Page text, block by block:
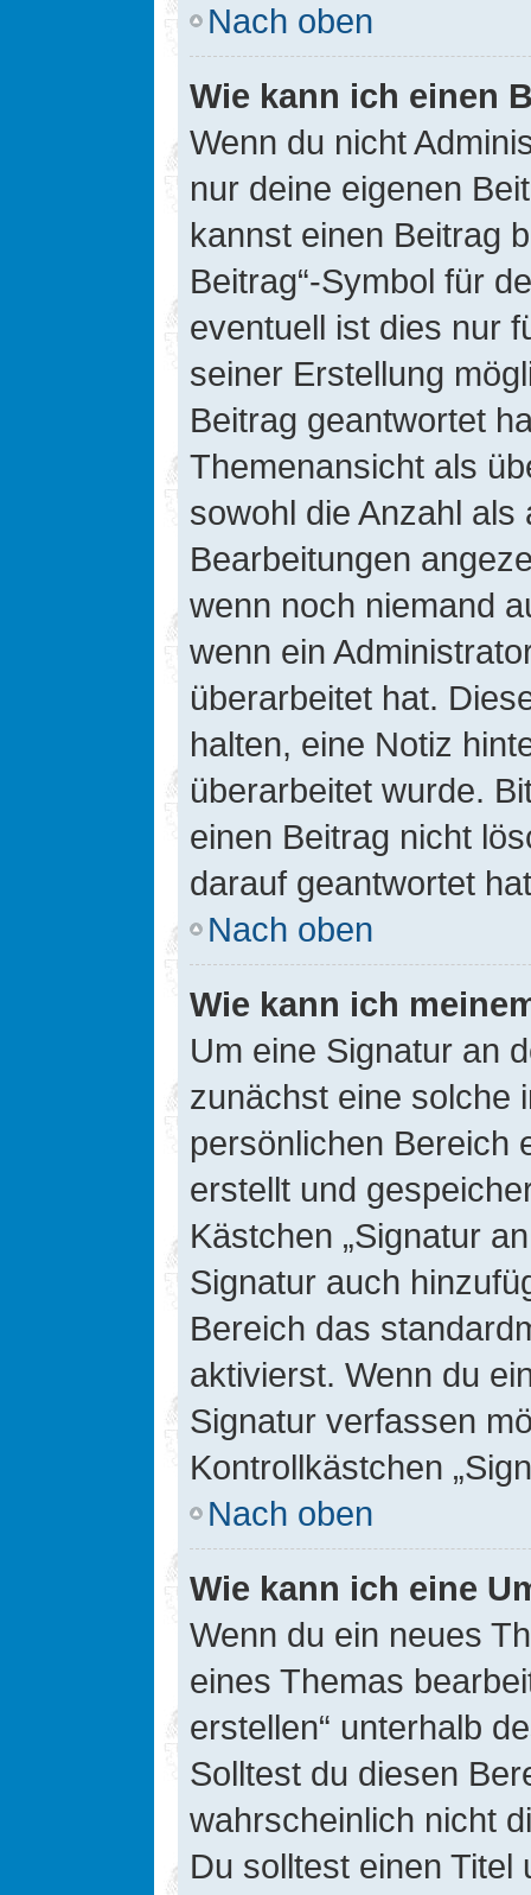
Nach oben
Wie kann ich einen
Wenn du nicht
nur deine eigenen
kannst einen Beitrag
Beitrag“-Symbol für
eventuell ist dies nur
seiner Erstellung
Beitrag geantwortet
Themenansicht als
sowohl die Anzahl
Bearbeitungen
wenn noch niemand
wenn ein
überarbeitet hat.
halten, eine Notiz
überarbeitet wurde.
einen Beitrag nicht
darauf geantwortet
Nach oben
Wie kann ich
Um eine Signatur an
zunächst eine solche
persönlichen Bereich
erstellt und
Kästchen „Signatur
Signatur auch
Bereich das
aktivierst. Wenn du
Signatur verfassen
Kontrollkästchen
Nach oben
Wie kann ich eine
Wenn du ein neues
eines Themas
erstellen“ unterhalb
Solltest du diesen
wahrscheinlich nicht
Du solltest einen